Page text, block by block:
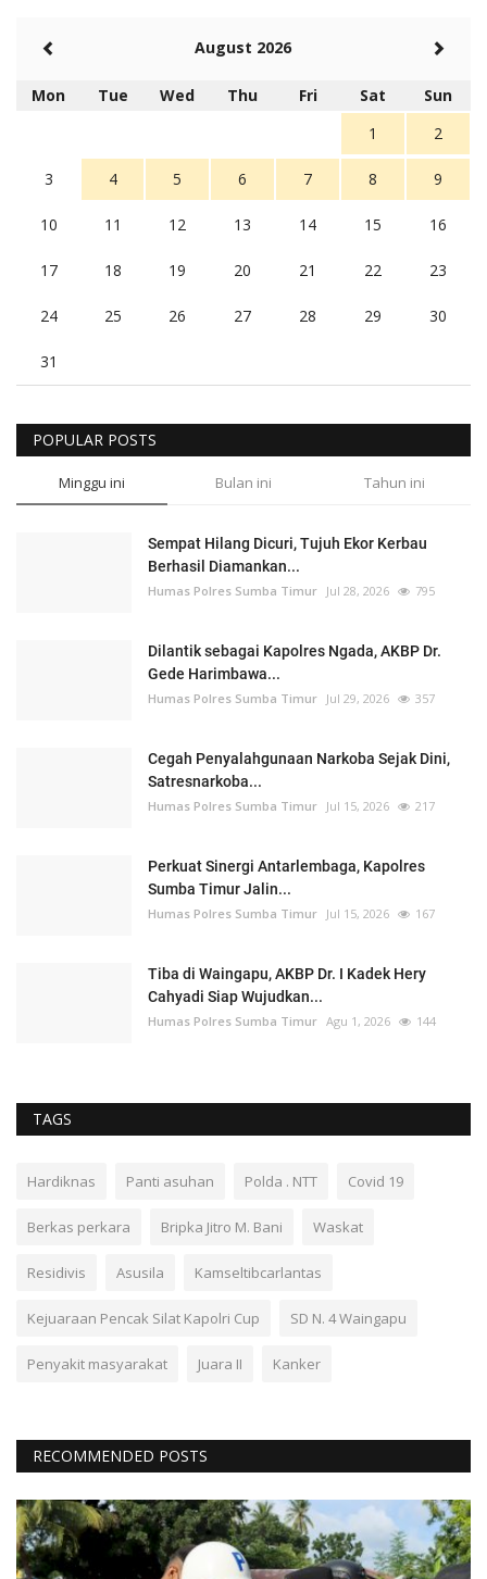
August 2026
Mon Tue Wed Thu Fri Sat
Sun
1
2
3 4 5 6 7 8 9
10 11 12 13 14 15 16
17 18 19 20 21 22 23
24 25 26 27 28 29 30
31
POPULAR POSTS
Minggu ini Bulan ini Tahun ini
Sempat Hilang Dicuri, Tujuh Ekor Kerbau
Berhasil Diamankan...
Humas Polres Sumba Timur Jul 28, 2026 795
Dilantik sebagai Kapolres Ngada, AKBP Dr.
Gede Harimbawa...
Humas Polres Sumba Timur Jul 29, 2026 357
Cegah Penyalahgunaan Narkoba Sejak Dini,
Satresnarkoba...
Humas Polres Sumba Timur Jul 15, 2026 217
Perkuat Sinergi Antarlembaga, Kapolres
Sumba Timur Jalin...
Humas Polres Sumba Timur Jul 15, 2026 167
Tiba di Waingapu, AKBP Dr. I Kadek Hery
Cahyadi Siap Wujudkan...
Humas Polres Sumba Timur Agu 1, 2026 144
TAGS
Hardiknas Panti asuhan Polda . NTT Covid 19
Berkas perkara Bripka Jitro M. Bani Waskat
Residivis Asusila Kamseltibcarlantas
Kejuaraan Pencak Silat Kapolri Cup SD N. 4 Waingapu
Penyakit masyarakat Juara II Kanker
RECOMMENDED POSTS